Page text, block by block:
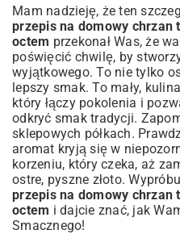
Mam nadzieję, że ten
przepis na domowy chrzan
octem przekonał Was, że
poświęcić chwilę, by
wyjątkowego. To nie tylko
lepszy smak. To mały,
który łączy pokolenia i
odkryć smak tradycji.
sklepowych półkach.
aromat kryją się w
korzeniu, który czeka, aż
ostre, pyszne złoto.
przepis na domowy chrzan
octem i dajcie znać, jak
Smacznego!